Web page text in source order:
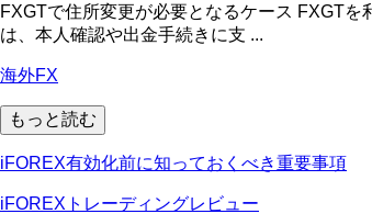
FXGTで住所変更が必要となるケース FXGT
は、本人確認や出金手続きに支 ...
海外FX
もっと読む
iFOREX有効化前に知っておくべき重要事項
iFOREXトレーディングレビュー